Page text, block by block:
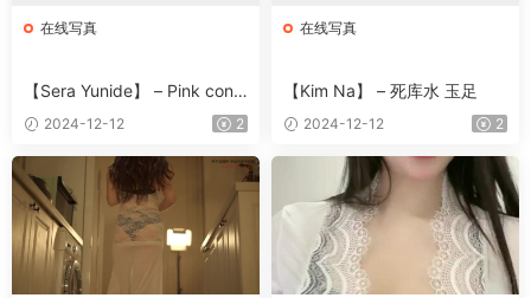
在线写真
【Sera Yunide】 – Pink conc
ept2024-12-12 2
在线写真
【Kim Na】 – 死库水 玉足
2024-12-12 2